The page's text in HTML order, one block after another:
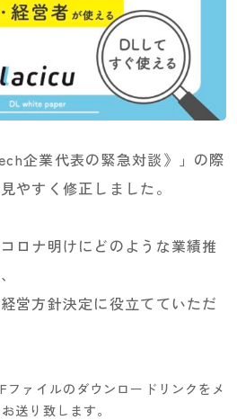
企業代表の緊急対談》」の際
やすく修正しました。
ロナ明けにどのような業績推
営方針決定に役立てていただ
ファイルのダウンロードリンクをメ
送り致します。